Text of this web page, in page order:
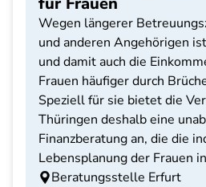
Wegen längerer
und anderen Angehörigen
und damit auch die
Frauen häufiger durch
Speziell für sie bietet die
Thüringen deshalb eine
Finanzberatung an, die die
Lebensplanung der Frauen
Beratungsstelle Erfurt